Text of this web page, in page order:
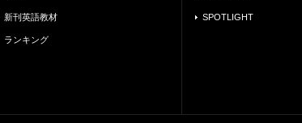
新刊英語教材
ランキング
SPOTLIGHT